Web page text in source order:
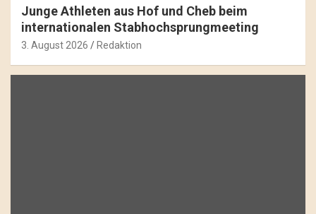
Junge Athleten aus Hof und Cheb beim
internationalen Stabhochsprungmeeting
3. August 2026 Redaktion